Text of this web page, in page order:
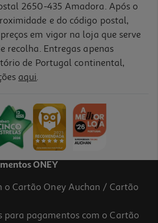
Mu6h Dual Band
2650-435 Amadora. Após o
e do código postal,
em vigor na loja que serve
recolha. Entregas apenas
de Portugal continental,
aqui.
ONEY
o Cartão Oney Auchan / Cartão
para pagamentos com o Cartão